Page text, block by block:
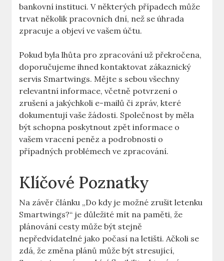
bankovní instituci. V některých případech může
trvat několik pracovních dní, než se úhrada
zpracuje a objeví ve vašem účtu.
Pokud byla lhůta pro zpracování už překročena,
doporučujeme ihned kontaktovat zákaznický
servis Smartwings. Mějte s sebou všechny
relevantní informace, včetně potvrzení o
zrušení a jakýchkoli e-mailů či zpráv, které
dokumentují vaše žádosti. Společnost by měla
být schopna poskytnout zpět informace o
vašem vracení peněz a podrobnosti o
případných problémech ve zpracování.
Klíčové Poznatky
Na závěr článku „Do kdy je možné zrušit letenku
Smartwings?“ je důležité mít na paměti, že
plánování cesty může být stejně
nepředvídatelné jako počasí na letišti. Ačkoli se
zdá, že změna plánů může být stresující,